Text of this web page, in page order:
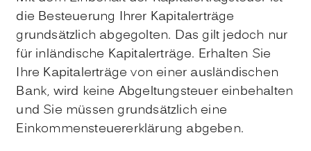
die Besteuerung Ihrer Kapitalerträge
grundsätzlich abgegolten. Das gilt jedoch nur
für inländische Kapitalerträge. Erhalten Sie
Ihre Kapitalerträge von einer ausländischen
Bank, wird keine Abgeltungsteuer einbehalten
und Sie müssen grundsätzlich eine
Einkommensteuererklärung abgeben.